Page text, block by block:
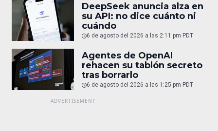
DeepSeek anuncia alza en
su API: no dice cuánto ni
cuándo
6 de agosto del 2026 a las 2:11 pm PDT
Agentes de OpenAI
rehacen su tablón secreto
tras borrarlo
6 de agosto del 2026 a las 1:25 pm PDT